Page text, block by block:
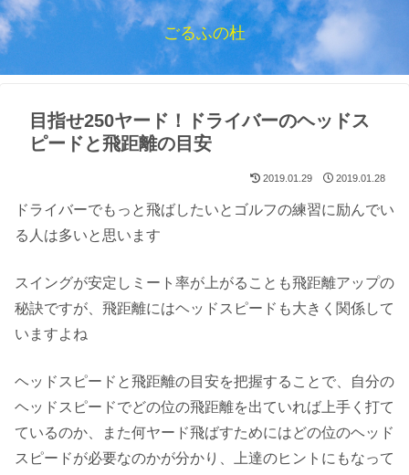
ごるふの杜
目指せ250ヤード！ドライバーのヘッドス
ピードと飛距離の目安
2019.01.29 2019.01.28
ドライバーでもっと飛ばしたいとゴルフの練習に励んでい
る人は多いと思います
スイングが安定しミート率が上がることも飛距離アップの
秘訣ですが、飛距離にはヘッドスピードも大きく関係して
いますよね
ヘッドスピードと飛距離の目安を把握することで、自分の
ヘッドスピードでどの位の飛距離を出ていれば上手く打て
ているのか、また何ヤード飛ばすためにはどの位のヘッド
スピードが必要なのかが分かり、上達のヒントにもなって